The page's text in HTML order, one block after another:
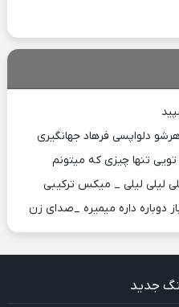
دلواپسی فرهاد جهانگیری
تویی تنها چیزی که میتونم
لیلی لیلی _ میکس ترکیبی
دوباره داره میمیره _صدای زن
جدید